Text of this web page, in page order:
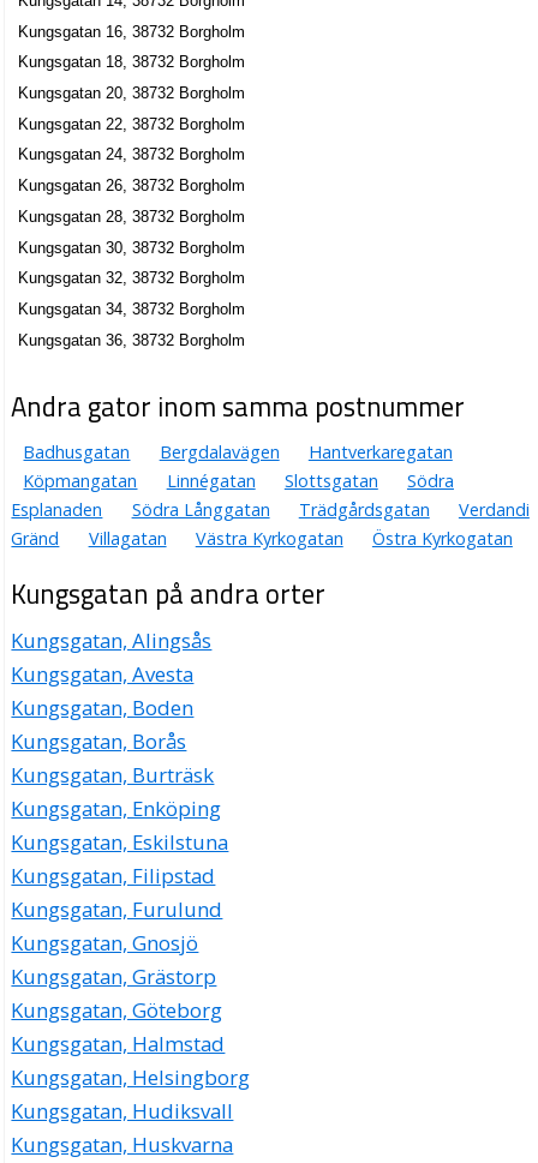
Kungsgatan 16, 38732 Borgholm
Kungsgatan 18, 38732 Borgholm
Kungsgatan 20, 38732 Borgholm
Kungsgatan 22, 38732 Borgholm
Kungsgatan 24, 38732 Borgholm
Kungsgatan 26, 38732 Borgholm
Kungsgatan 28, 38732 Borgholm
Kungsgatan 30, 38732 Borgholm
Kungsgatan 32, 38732 Borgholm
Kungsgatan 34, 38732 Borgholm
Kungsgatan 36, 38732 Borgholm
Andra gator inom samma postnummer
Badhusgatan Bergdalavägen
Hantverkaregatan
Köpmangatan
Linnégatan Slottsgatan
Södra
Esplanaden
Södra Långgatan Trädgårdsgatan
Verdandi
Gränd
Villagatan Västra Kyrkogatan Östra Kyrkogatan
Kungsgatan på andra orter
Kungsgatan, Alingsås
Kungsgatan, Avesta
Kungsgatan, Boden
Kungsgatan, Borås
Kungsgatan, Burträsk
Kungsgatan, Enköping
Kungsgatan, Eskilstuna
Kungsgatan, Filipstad
Kungsgatan, Furulund
Kungsgatan, Gnosjö
Kungsgatan, Grästorp
Kungsgatan, Göteborg
Kungsgatan, Halmstad
Kungsgatan, Helsingborg
Kungsgatan, Hudiksvall
Kungsgatan, Huskvarna